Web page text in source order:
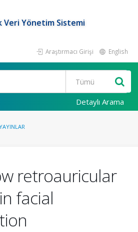
Veri Yönetim Sistemi
Araştırmacı Girişi English
Detaylı Arama
retroauricular
facial